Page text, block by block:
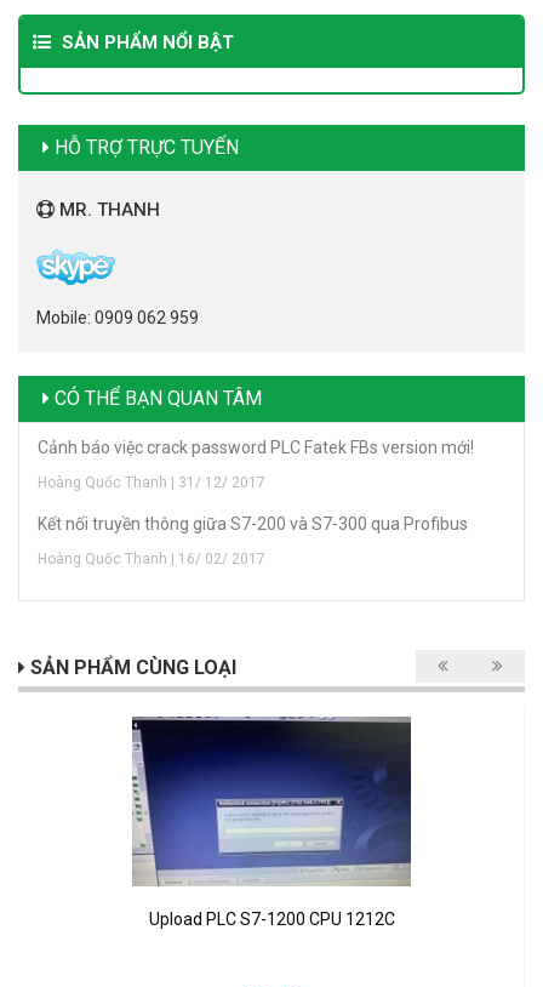
SẢN PHẨM NỔI BẬT
HỖ TRỢ TRỰC TUYẾN
MR. THANH
Mobile: 0909 062 959
CÓ THỂ BẠN QUAN TÂM
Cảnh báo việc crack password PLC Fatek FBs version mới!
Hoàng Quốc Thanh | 31/ 12/ 2017
Kết nối truyền thông giữa S7-200 và S7-300 qua Profibus
Hoàng Quốc Thanh | 16/ 02/ 2017
SẢN PHẨM CÙNG LOẠI
Upload PLC S7-1200 CPU 1212C